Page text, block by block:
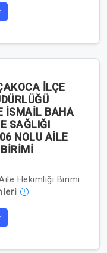
İLÇE
İSMAİL BAHA
SAĞLIĞI
NOLU AİLE
Hekimliği Birimi